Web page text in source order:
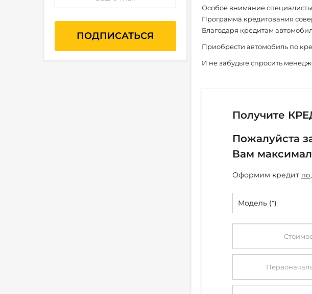
Особое внимание
Программа кредитования
Благодаря кредитам
Приобрести автомобиль по
И не забудьте спросить
Получите
Пожалуйста
Вам
Оформим кредит по